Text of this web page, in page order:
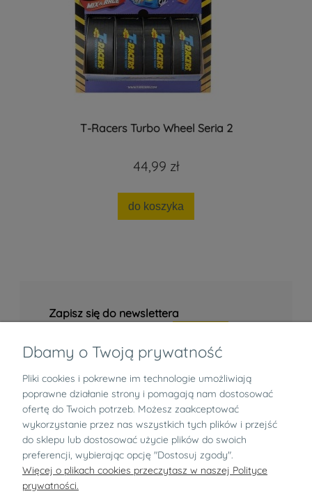
T-Racers Turbo Wheel Seria 2
44,99 zł
do koszyka
Zapisz się do newslettera
Informacje
Zwroty i reklamacje
O nas
Dbamy o Twoją prywatność
Pliki cookies i pokrewne im technologie umożliwiają
poprawne działanie strony i pomagają nam dostosować
ofertę do Twoich potrzeb. Możesz zaakceptować
wykorzystanie przez nas wszystkich tych plików i przejść
do sklepu lub dostosować użycie plików do swoich
preferencji, wybierając opcję "Dostosuj zgody".
Więcej o plikach cookies przeczytasz w naszej Polityce
prywatności.